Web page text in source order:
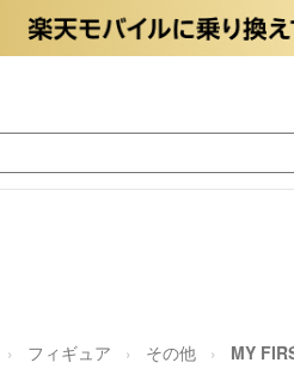
フィギュア その他 MY